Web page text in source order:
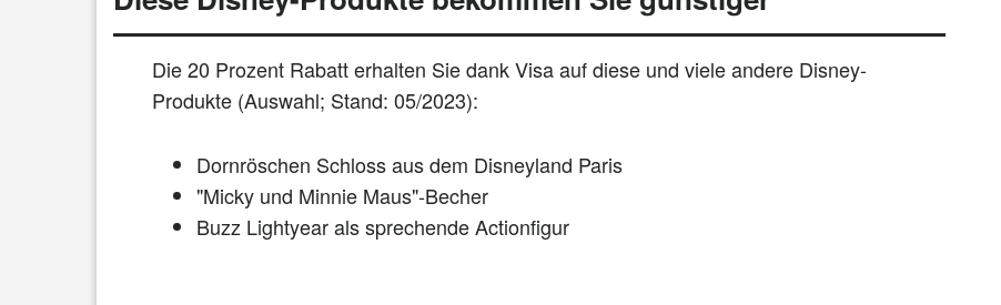
Die 20 Prozent Rabatt erhalten Sie dank Visa auf diese und viele andere Disney-
Produkte (Auswahl; Stand: 05/2023):
Dornröschen Schloss aus dem Disneyland Paris
"Micky und Minnie Maus"-Becher
Buzz Lightyear als sprechende Actionfigur